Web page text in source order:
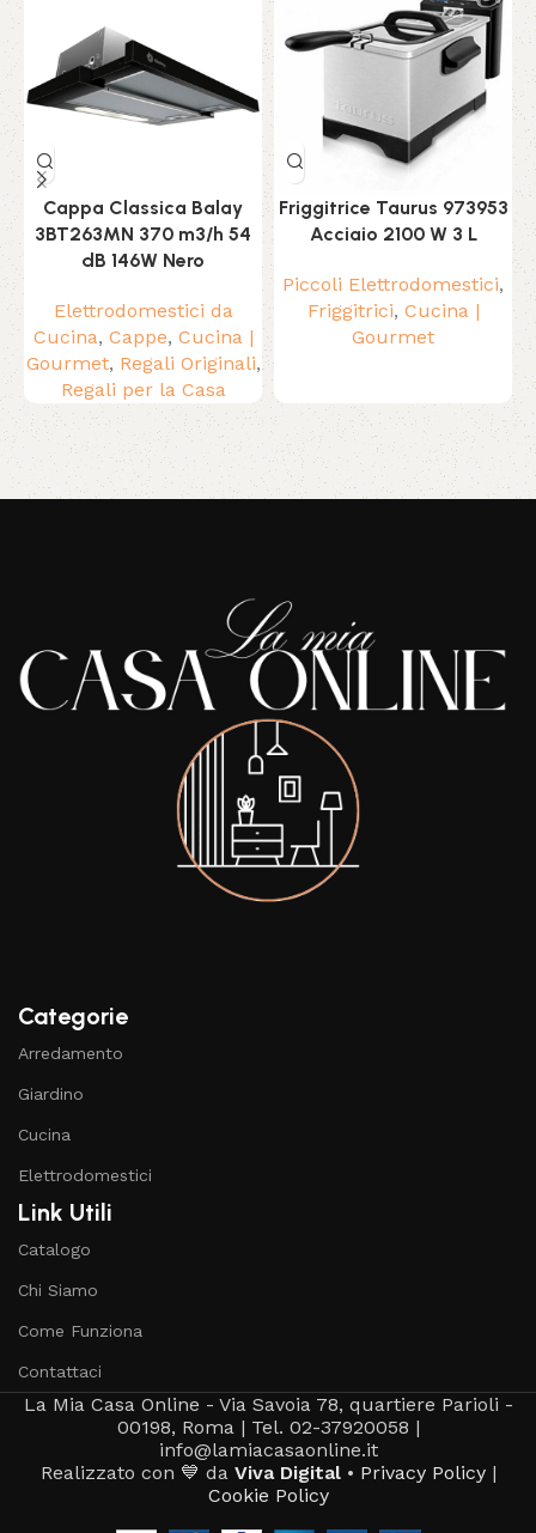
Cappa Classica Balay
3BT263MN 370 m3/h 54
dB 146W Nero
Elettrodomestici da
Cucina, Cappe, Cucina |
Gourmet, Regali Originali,
Regali per la Casa
Friggitrice Taurus 973953
Acciaio 2100 W 3 L
Piccoli Elettrodomestici,
Friggitrici, Cucina |
Gourmet
Read More
Categorie
Arredamento
Giardino
Cucina
Elettrodomestici
Link Utili
Catalogo
Chi Siamo
Come Funziona
Contattaci
La Mia Casa Online - Via Savoia 78, quartiere Parioli -
00198, Roma | Tel. 02-37920058 |
info@lamiacasaonline.it
Realizzato con 💙 da Viva Digital• Privacy Policy|
Cookie Policy